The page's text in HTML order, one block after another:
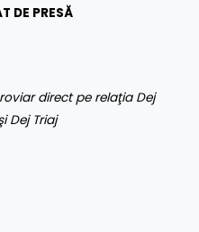
DE PRESĂ
direct pe relaţia Dej
Dej Triaj